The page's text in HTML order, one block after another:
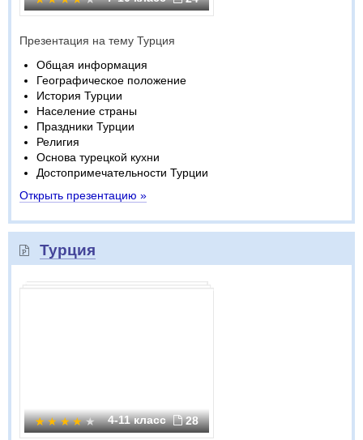
Презентация на тему Турция
Общая информация
Географическое положение
История Турции
Население страны
Праздники Турции
Религия
Основа турецкой кухни
Достопримечательности Турции
Открыть презентацию »
Турция
4-11 класс 28